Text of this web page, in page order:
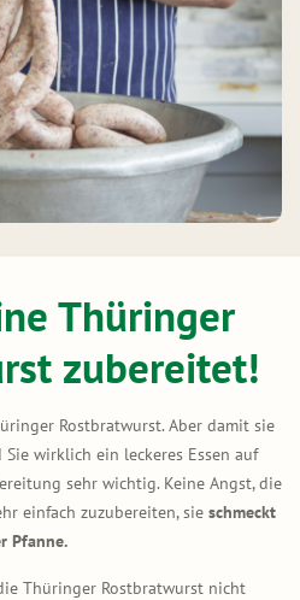
Thüringer
zubereitet!
Rostbratwurst. Aber damit sie
wirklich ein leckeres Essen auf
sehr wichtig. Keine Angst, die
einfach zuzubereiten, sie schmeckt
Pfanne.
Thüringer Rostbratwurst nicht